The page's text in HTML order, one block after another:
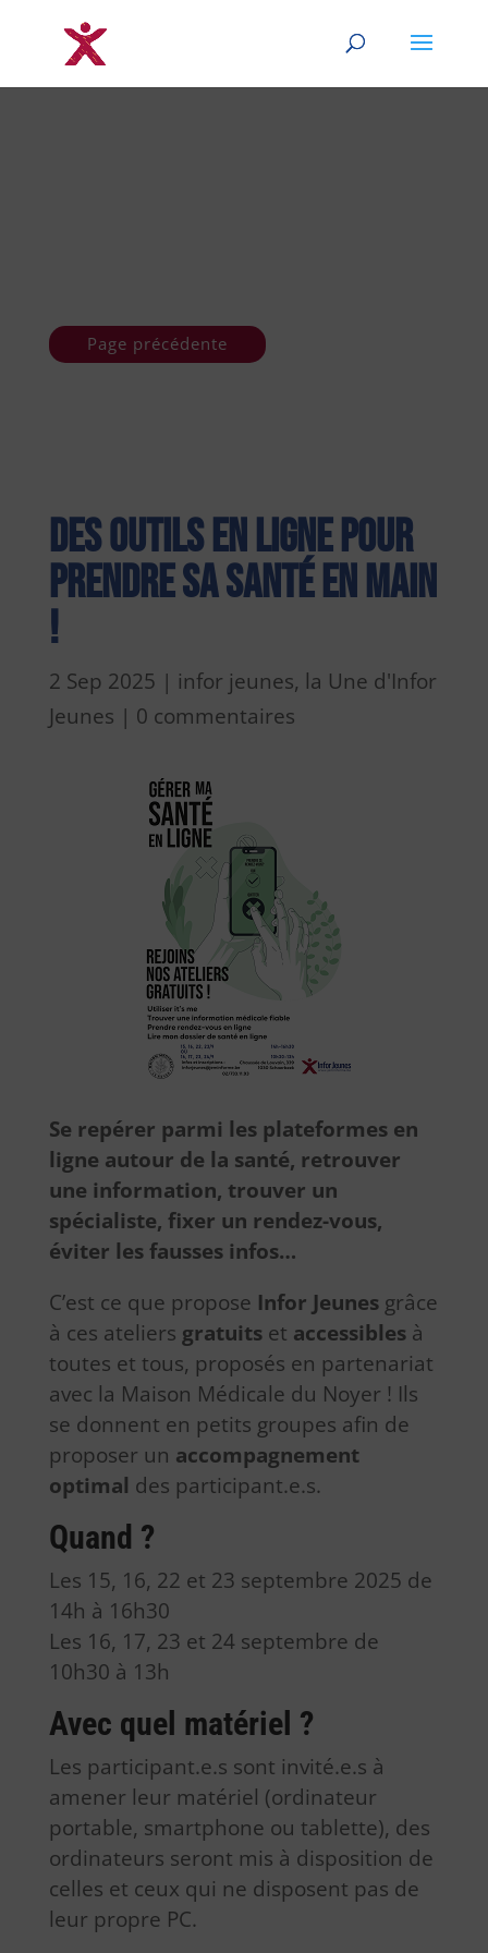
Page précédente
Des outils en ligne pour
prendre sa santé en main
!
2 Sep 2025 | infor jeunes, la Une d'Infor
Jeunes | 0 commentaires
Se repérer parmi les plateformes en
ligne autour de la santé, retrouver
une information, trouver un
spécialiste, fixer un rendez-vous,
éviter les fausses infos…
C’est ce que propose Infor Jeunesgrâce
à ces ateliers gratuitset accessiblesà
toutes et tous, proposés en partenariat
avec la Maison Médicale du Noyer ! Ils
se donnent en petits groupes afin de
proposer un accompagnement
optimal des participant.e.s.
Quand ?
Les 15, 16, 22 et 23 septembre 2025 de
14h à 16h30
Les 16, 17, 23 et 24 septembre de
10h30 à 13h
Avec quel matériel ?
Les participant.e.s sont invité.e.s à
amener leur matériel (ordinateur
portable, smartphone ou tablette), des
ordinateurs seront mis à disposition de
celles et ceux qui ne disposent pas de
leur propre PC.